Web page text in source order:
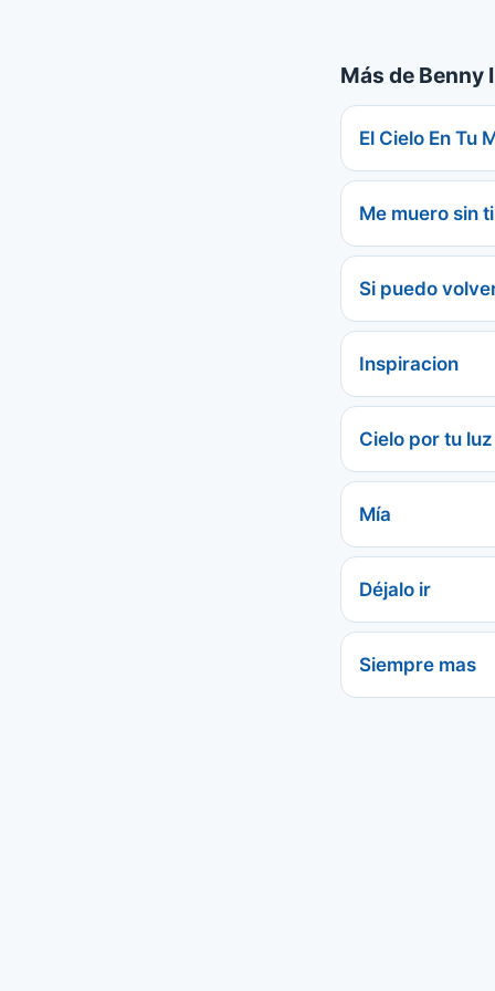
Más de Benny
El Cielo En Tu
Me muero sin ti
Si puedo
Inspiracion
Cielo por tu luz
Mía
Déjalo ir
Siempre mas